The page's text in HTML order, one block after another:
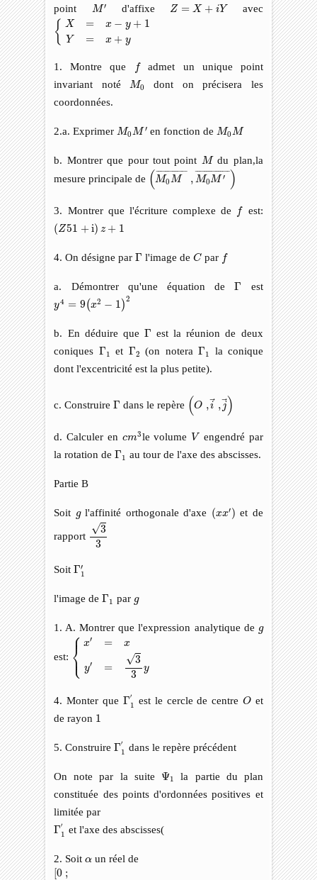
point M′
M′ d'affixe Z = X + iY
Z= +iY avec
{ X = x − y + 1
Y = x + y
{X=x
1. Montre que fadmet un unique point
invariant noté
M0
M0
dont on précisera les
coordonnées.
2.a. Exprimer M0M ′
M0 M′ en fonction de M0M
M0 M
b. Montrer que pour tout point M
Mdu plan,la
mesure principale de (¯¯¯¯¯¯¯¯¯¯¯¯¯
M0M ,¯¯¯¯¯¯¯¯¯¯¯¯¯¯¯
M0M ′ )
(M0M¯,M0M′¯)
3. Montrer que l'écriture complexe de f
f est:
(Z51 +i) z + 1
( Z51 i) z+
4. On désigne parΓ
Γ l'image deC
C par f
f
a. Démontrer qu'une équation deΓ
Γ est
y4 = 9(x2 − 1)2
2 −1
b. En déduire que Γ
Γ est la réunion de deux
coniques Γ1
Γ1 et Γ2
Γ2 (on notera Γ1
Γ1
la conique
dont l'excentricité est la plus petite).
c. ConstruireΓ
Γ dans le repère (O ,i , j )
(O →
d. Calculer en cm3
3le volume V
V engendré par
la rotation deΓ1
Γ au tour de l'axe des abscisses.
Partie B
Soit g
gl'affinité orthogonale d'axe (xx′)
(x ) et de
rapport
√3
3
3
SoitΓ′
1
Γ1
l'image deΓ1
Γ par g
g
1. A. Montrer que l'expression analytique de g
g
est: ⎧
⎪
⎨
⎪
⎩
x′ = x
y′ =
√3
3
y
{x = 3
4. Monter que Γ′
1
Γ1 est le cercle de centre O
Oet
de rayon 1
1
5. ConstruireΓ′
1
Γ1 dans le repère précédent
On note par la suite Ψ1
Ψ1
la partie du plan
constituée des points d'ordonnées positives et
limitée par
Γ′
1
Γ1 et l'axe des abscisses(
2. Soitα
α un réel de
[0 ;
[0